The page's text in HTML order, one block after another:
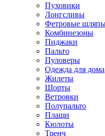
Пуховики
Лонгсливы
Фетровые
Комбинезоны
Пиджаки
Пальто
Пуловеры
Одежда для дома
Жилеты
Шорты
Ветровки
Полупальто
Плащи
Кюлоты
Тренч